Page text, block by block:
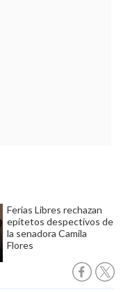
Ferias Libres rechazan
epítetos despectivos de
la senadora Camila
Flores